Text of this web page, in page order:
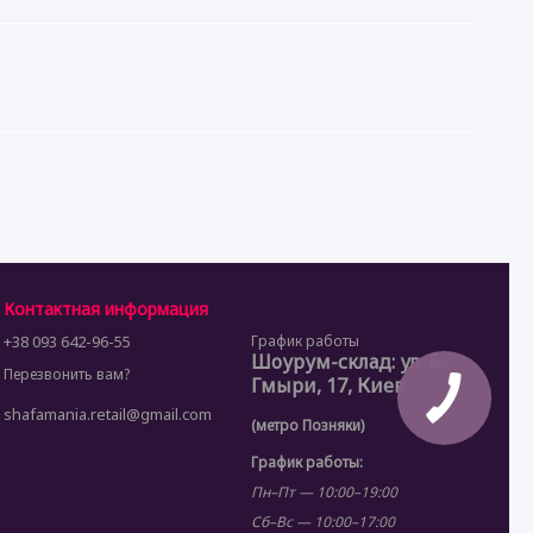
Контактная информация
+38 093 642-96-55
Перезвонить вам?
shafamania.retail@gmail.com
График работы
Шоурум-склад: ул. Б.
Гмыри, 17, Киев
(метро Позняки)
График работы:
Пн–Пт — 10:00–19:00
Сб–Вс — 10:00–17:00